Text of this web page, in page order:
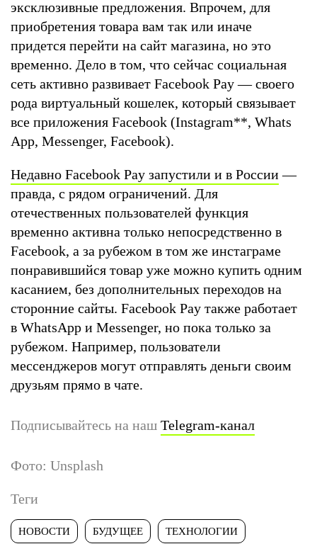
эксклюзивные предложения. Впрочем, для
приобретения товара вам так или иначе
придется перейти на сайт магазина, но это
временно. Дело в том, что сейчас социальная
сеть активно развивает Facebook Pay — своего
рода виртуальный кошелек, который связывает
все приложения Facebook (Instagram**, Whats
App, Messenger, Facebook).
Недавно Facebook Pay запустили и в России—
правда, с рядом ограничений. Для
отечественных пользователей функция
временно активна только непосредственно в
Facebook, а за рубежом в том же инстаграме
понравившийся товар уже можно купить одним
касанием, без дополнительных переходов на
сторонние сайты. Facebook Pay также работает
в WhatsApp и Messenger, но пока только за
рубежом. Например, пользователи
мессенджеров могут отправлять деньги своим
друзьям прямо в чате.
Подписывайтесь на наш Telegram-канал
Фото: Unsplash
Теги
НОВОСТИ БУДУЩЕЕ ТЕХНОЛОГИИ